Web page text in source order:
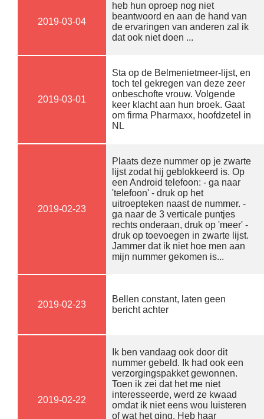
2019-03-04
heb hun oproep nog niet
beantwoord en aan de hand van
de ervaringen van anderen zal ik
dat ook niet doen ...
2019-03-01
Sta op de Belmenietmeer-lijst, en
toch tel gekregen van deze zeer
onbeschofte vrouw. Volgende
keer klacht aan hun broek. Gaat
om firma Pharmaxx, hoofdzetel in
NL
2019-02-23
Plaats deze nummer op je zwarte
lijst zodat hij geblokkeerd is. Op
een Android telefoon: - ga naar
'telefoon' - druk op het
uitroepteken naast de nummer. -
ga naar de 3 verticale puntjes
rechts onderaan, druk op 'meer' -
druk op toevoegen in zwarte lijst.
Jammer dat ik niet hoe men aan
mijn nummer gekomen is...
2019-02-23
Bellen constant, laten geen
bericht achter
2019-02-22
Ik ben vandaag ook door dit
nummer gebeld. Ik had ook een
verzorgingspakket gewonnen.
Toen ik zei dat het me niet
interesseerde, werd ze kwaad
omdat ik niet eens wou luisteren
of wat het ging. Heb haar